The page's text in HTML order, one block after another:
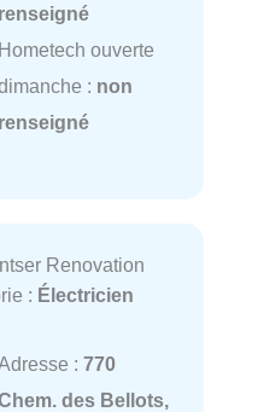
renseigné
Hometech ouverte
: non
renseigné
Renovation
: Électricien
: 770
des Bellots,